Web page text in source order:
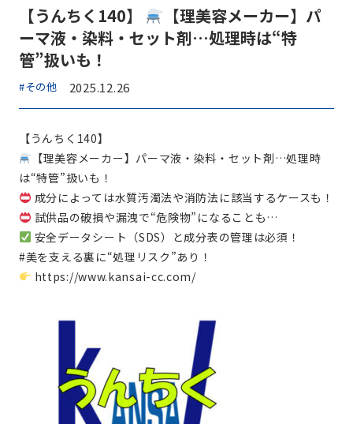
【うんちく140】
【理美容メーカー】パ
ーマ液・染料・セット剤…処理時は“特
管”扱いも！
#その他 2025.12.26
【うんちく140】
【理美容メーカー】パーマ液・染料・セット剤…処理時
は“特管”扱いも！
成分によっては水質汚濁法や消防法に該当するケースも！
試供品の破損や漏洩で“危険物”になることも…
安全データシート（SDS）と成分表の管理は必須！
#美を支える裏に“処理リスク”あり！
https://www.kansai-cc.com/